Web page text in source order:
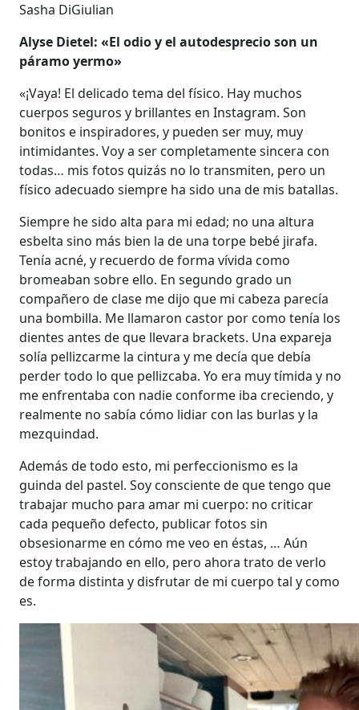
Sasha DiGiulian
Alyse Dietel: «El odio y el autodesprecio son un
páramo yermo»
«¡Vaya! El delicado tema del físico. Hay muchos
cuerpos seguros y brillantes en Instagram. Son
bonitos e inspiradores, y pueden ser muy, muy
intimidantes. Voy a ser completamente sincera con
todas… mis fotos quizás no lo transmiten, pero un
físico adecuado siempre ha sido una de mis batallas.
Siempre he sido alta para mi edad; no una altura
esbelta sino más bien la de una torpe bebé jirafa.
Tenía acné, y recuerdo de forma vívida como
bromeaban sobre ello. En segundo grado un
compañero de clase me dijo que mi cabeza parecía
una bombilla. Me llamaron castor por como tenía los
dientes antes de que llevara brackets. Una expareja
solía pellizcarme la cintura y me decía que debía
perder todo lo que pellizcaba. Yo era muy tímida y no
me enfrentaba con nadie conforme iba creciendo, y
realmente no sabía cómo lidiar con las burlas y la
mezquindad.
Además de todo esto, mi perfeccionismo es la
guinda del pastel. Soy consciente de que tengo que
trabajar mucho para amar mi cuerpo: no criticar
cada pequeño defecto, publicar fotos sin
obsesionarme en cómo me veo en éstas, … Aún
estoy trabajando en ello, pero ahora trato de verlo
de forma distinta y disfrutar de mi cuerpo tal y como
es.